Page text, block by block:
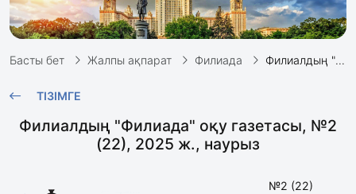
Басты бет Жалпы ақпарат Филиада Филиалдың "Филиада" оқу газетасы, №2 (22), 2025 ж., наурыз
ТІЗІМГЕ
Филиалдың "Филиада" оқу газетасы, №2
(22), 2025 ж., наурыз
№2 (22)